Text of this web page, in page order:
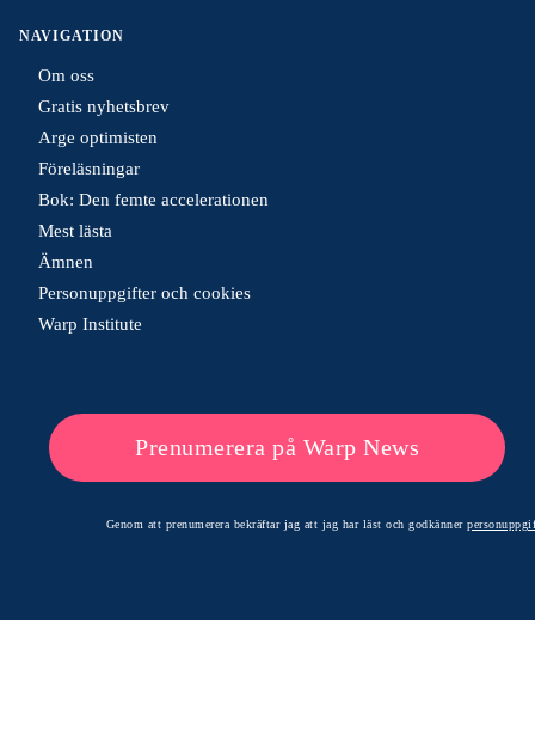
NAVIGATION
Om oss
Gratis nyhetsbrev
Arge optimisten
Föreläsningar
Bok: Den femte accelerationen
Mest lästa
Ämnen
Personuppgifter och cookies
Warp Institute
Prenumerera på Warp News
Genom att prenumerera bekräftar jag att jag har läst och godkänner